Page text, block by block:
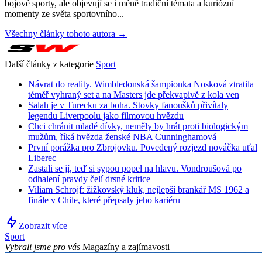
bojové sporty, ale objevují se i méně tradiční témata a kuriózní
momenty ze světa sportovního...
Všechny články tohoto autora →
Další články z kategorie Sport
Návrat do reality. Wimbledonská šampionka Nosková ztratila
téměř vyhraný set a na Masters jde překvapivě z kola ven
Salah je v Turecku za boha. Stovky fanoušků přivítaly
legendu Liverpoolu jako filmovou hvězdu
Chci chránit mladé dívky, neměly by hrát proti biologickým
mužům, říká hvězda ženské NBA Cunninghamová
První porážka pro Zbrojovku. Povedený rozjezd nováčka uťal
Liberec
Zastali se jí, teď si sypou popel na hlavu. Vondroušová po
odhalení pravdy čelí drsné kritice
Viliam Schrojf: žižkovský kluk, nejlepší brankář MS 1962 a
finále v Chile, které přepsaly jeho kariéru
Zobrazit více
Sport
Vybrali jsme pro vás Magazíny a zajímavosti